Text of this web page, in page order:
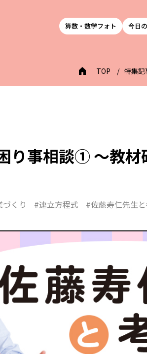
算数・数学フォト 今日
TOP 特集記
り事相談① ～教
くり #連立方程式 #佐藤寿仁先生